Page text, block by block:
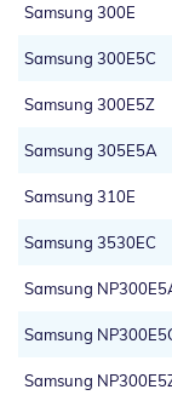
Samsung 300E
Samsung 300E5C
Samsung 300E5Z
Samsung 305E5A
Samsung 310E
Samsung 3530EC
Samsung
Samsung
Samsung